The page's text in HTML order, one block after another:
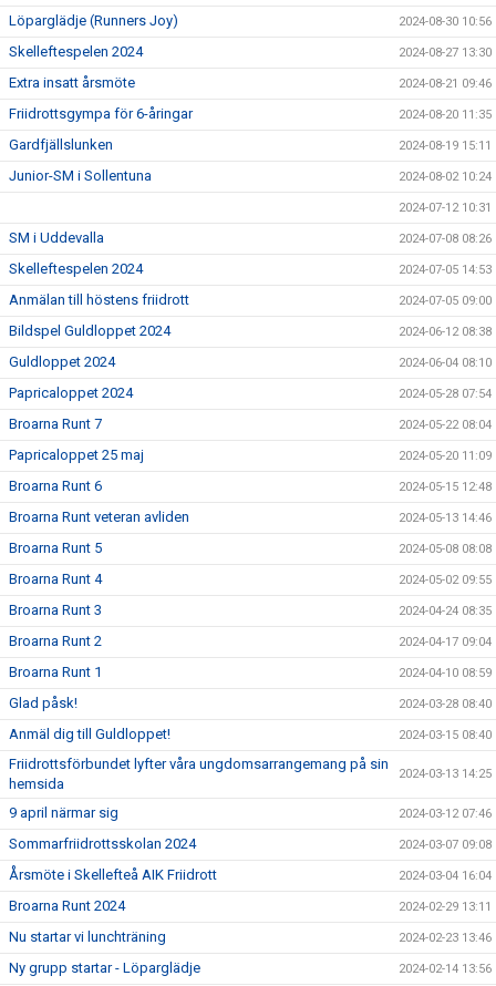
Löparglädje (Runners Joy) 2024-08-30 10:56
Skelleftespelen 2024 2024-08-27 13:30
Extra insatt årsmöte 2024-08-21 09:46
Friidrottsgympa för 6-åringar 2024-08-20 11:35
Gardfjällslunken 2024-08-19 15:11
Junior-SM i Sollentuna 2024-08-02 10:24
2024-07-12 10:31
SM i Uddevalla 2024-07-08 08:26
Skelleftespelen 2024 2024-07-05 14:53
Anmälan till höstens friidrott 2024-07-05 09:00
Bildspel Guldloppet 2024 2024-06-12 08:38
Guldloppet 2024 2024-06-04 08:10
Papricaloppet 2024 2024-05-28 07:54
Broarna Runt 7 2024-05-22 08:04
Papricaloppet 25 maj 2024-05-20 11:09
Broarna Runt 6 2024-05-15 12:48
Broarna Runt veteran avliden 2024-05-13 14:46
Broarna Runt 5 2024-05-08 08:08
Broarna Runt 4 2024-05-02 09:55
Broarna Runt 3 2024-04-24 08:35
Broarna Runt 2 2024-04-17 09:04
Broarna Runt 1 2024-04-10 08:59
Glad påsk! 2024-03-28 08:40
Anmäl dig till Guldloppet! 2024-03-15 08:40
Friidrottsförbundet lyfter våra ungdomsarrangemang på sin
hemsida
2024-03-13 14:25
9 april närmar sig 2024-03-12 07:46
Sommarfriidrottsskolan 2024 2024-03-07 09:08
Årsmöte i Skellefteå AIK Friidrott 2024-03-04 16:04
Broarna Runt 2024 2024-02-29 13:11
Nu startar vi lunchträning 2024-02-23 13:46
Ny grupp startar - Löparglädje 2024-02-14 13:56